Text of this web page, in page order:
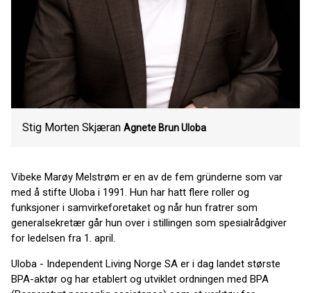
Stig Morten Skjæran Agnete BrunUloba
Vibeke Marøy Melstrøm er en av de fem gründerne som var
med å stifte Uloba i 1991. Hun har hatt flere roller og
funksjoner i samvirkeforetaket og når hun fratrer som
generalsekretær går hun over i stillingen som spesialrådgiver
for ledelsen fra 1. april.
Uloba - Independent Living Norge SA er i dag landet største
BPA-aktør og har etablert og utviklet ordningen med BPA